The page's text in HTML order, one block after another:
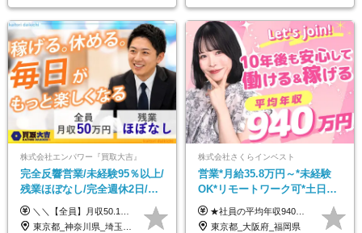
株式会社エンパワー『買取大吉』
完全反響営業/未経験95％以上/
残業ほぼなし/完全週休2日/月
収50万円スタート！/賞与年2
回
＼＼【全員】月収50.1万円保証！／／ 月給30.1万円＋インセン＋特別手当20万円(半年間)＋賞与 ※経験者は優遇いたします（研修も免除の場合有） ※固定残業代:7万4000円以上/月45時間分を含む ※固定残業代は残業がない場合も支給し、超過分は別途支給します ■入社後5日間研修を実施 研修中のテスト（ロープレ、商材知識）合格で研修生卒業となり翌月からインセンティブの対象に。 ロープレは細かな評価基準があり、顧客満足度をキープするため非常に重要なテストです。 ※4カ月目以降も不合格の場合、月給28.3万円／1カ月以内合格率100％ ＜平均年収＞ ◆一般メンバー ：625万円 ◆店長（管理職）：1178万円 ◆マネージャー ：4160万円
東京都_神奈川県_埼玉県_千葉県_大阪府_愛知県_北海道_青森県_岩手県_宮城県_秋田県_山形県_福島県_茨城県_栃木県_群馬県_新潟県_山梨県_長野県_富山県_石川県_福井県_静岡県_岐阜県_三重県_兵庫県_京都府_滋賀県_奈良県_和歌山県_広島県_岡山県_鳥取県_島根県_山口県_徳島県_香川県_愛媛県_高知県_福岡県_熊本県_佐賀県_長崎県_大分県_宮崎県_鹿児島県_沖縄県
株式会社さくらインベスト
営業*月給35.8万円～*未経験
OK*リモートワーク可*土日祝
休み*年休123日以上*転職者全
員が収入UP
★社員の平均年収940万円（※2025年11月時点） ★転職者は全員収入アップを実現 ★入社半年で昇給した実績あり！ 【営業未経験】 月給35万8,000円～（固定残業代含む）＋インセンティブ ＋賞与年2回 【管理職候補】 月給40万円～100万円＋インセンティブ＋賞与年2回 ※固定残業代は、時間外労働の有無にかかわらず月25時間分（月5万8,000円～）を支給します。 ※上記を超える時間外労働分は、別途追加で支給します。 ＼月給額が高い理由について／ 当社が扱うのは、1件あたり100万円以上となる高単価な金融商品です。 そのため月給ベースも高く設定して社員に還元しています。 ＜試用期間中の給与＞※営業未経験の方 試用期間2カ月あり。 月給25万円＋営業手当5万円（資格取得後より日割り支給） ※残業代は別途全額支給します。 ※その他の待遇に差異はありません。 ★時短勤務も可能です ・7時間勤務：月給26万2,500円～＋インセンティブ＋賞与（年2回） ・6時間勤務：月給24万円～＋インセンティブ＋賞与（年2回） （時短勤務例）9:00-16:00、10:00-17:00など
東京都_大阪府_福岡県